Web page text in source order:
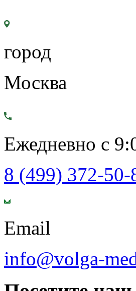
город
Москва
Ежедневно с
8 (499) 372-50-
Email
info@volga-